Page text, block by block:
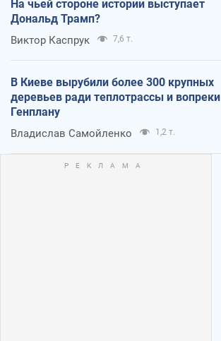
На чьей стороне истории выступает
Дональд Трамп?
Виктор Каспрук 7,6 т.
В Киеве вырубили более 300 крупных
деревьев ради теплотрассы и вопреки
Генплану
Владислав Самойленко 1,2 т.